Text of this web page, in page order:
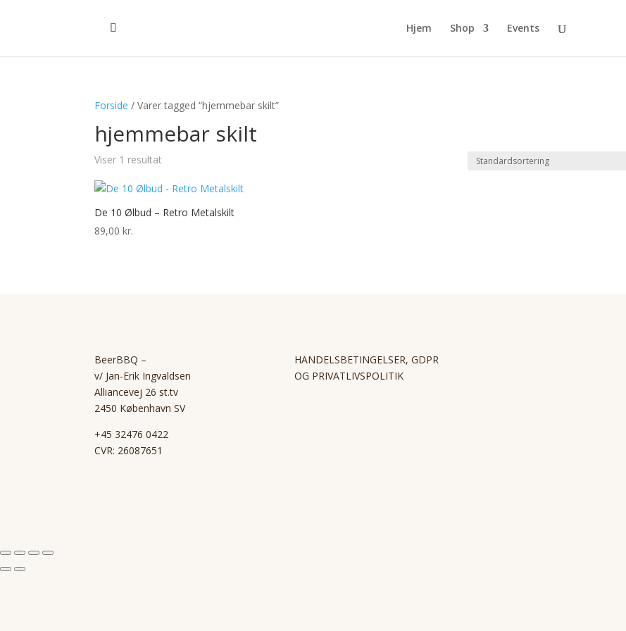
Hjem Shop Events
Forside / Varer tagged “hjemmebar skilt”
hjemmebar skilt
Viser 1 resultat
De 10 Ølbud – Retro Metalskilt
89,00kr.
BeerBBQ –
v/ Jan-Erik Ingvaldsen
Alliancevej 26 st.tv
2450 København SV
+45 32476 0422
CVR: 26087651
HANDELSBETINGELSER, GDPR
OG PRIVATLIVSPOLITIK